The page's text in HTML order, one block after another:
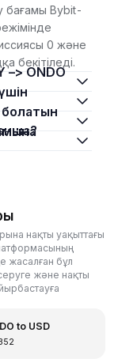
бағамы Bybit-
0 және
бекітіледі.
нақты уақыттағы
жасалған бұл
және нақты
to USD